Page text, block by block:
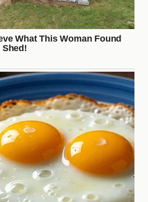
el juego avanza, muchos se
mantener su estatus y seguir
que resuene con sus
dentro del programa será
su éxito final.
de Matías en el
a Gran Hermano, Matías ha
notable **evolución** en su
estrategias. Al principio, era un
reservado, pero con el tiempo ha
por su personalidad
transformación ha sido clave para